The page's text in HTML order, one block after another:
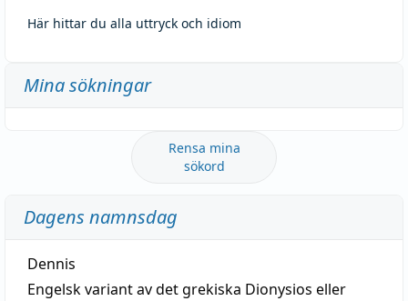
Här hittar du alla uttryck och idiom
Mina sökningar
Rensa mina
sökord
Dagens namnsdag
Dennis
Engelsk variant av det grekiska Dionysios eller